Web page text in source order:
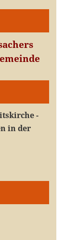
-
in der